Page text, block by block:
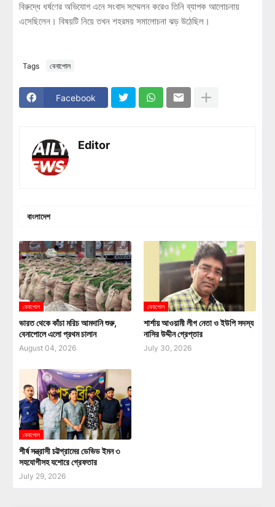
বিরুদ্ধে ধর্ষণের অভিযোগ এনে সংবাদ সম্মেলন করেও তিনি ব্যাপক আলোচনায়
এসেছিলেন। বিষয়টি নিয়ে তখন শহরময় সমালোচনা ঝড় উঠেছিল।
Tags বেনাপোল
Facebook
Editor
বাংলাদেশ
বেনাপোল
ভারত থেকে কাঁচা মরিচ আমদানি শুরু,
বেনাপোলে এলো প্রথম চালান
August 04, 2026
বেনাপোল
শার্শায় আওয়ামী লীগ নেতা ও ইউপি সদস্য
নাসির উদ্দীন গ্রেপ্তার
July 30, 2026
বেনাপোল
শীর্ষ সন্ত্রাসী চট্টগ্রামের ডেভিড ইমন ৩
সহযোগীসহ যশোরে গ্রেফতার
July 29, 2026